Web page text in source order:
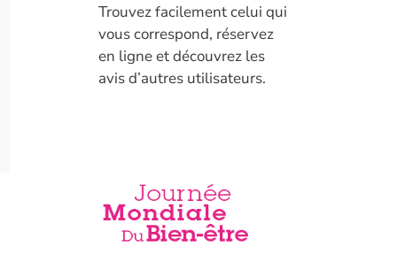
Trouvez facilement celui qui
vous correspond, réservez
en ligne et découvrez les
avis d’autres utilisateurs.